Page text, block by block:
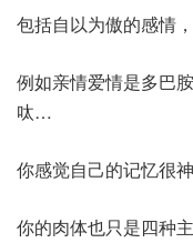
包括自以为傲的感情
例如亲情爱情是多巴
呔…
你感觉自己的记忆很
你的肉体也只是四种